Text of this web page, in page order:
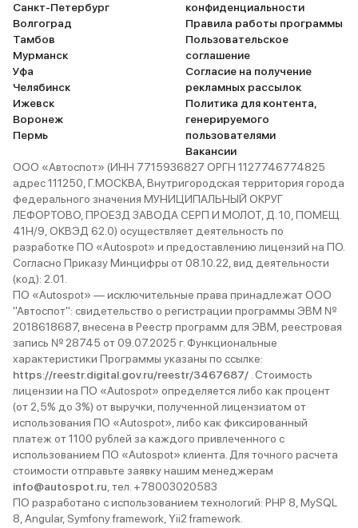
Санкт-Петербург
Волгоград
Тамбов
Мурманск
Уфа
Челябинск
Ижевск
Воронеж
Пермь
конфиденциальности
Правила работы программы
Пользовательское
соглашение
Согласие на получение
рекламных рассылок
Политика для контента,
генерируемого
пользователями
Вакансии
ООО «Автоспот» (ИНН 7715936827 ОРГН 1127746774825
адрес 111250, Г.МОСКВА, Внутригородская территория города
федерального значения МУНИЦИПАЛЬНЫЙ ОКРУГ
ЛЕФОРТОВО, ПРОЕЗД ЗАВОДА СЕРП И МОЛОТ, Д. 10, ПОМЕЩ.
41Н/9, ОКВЭД 62.0) осуществляет деятельность по
разработке ПО «Autospot» и предоставлению лицензий на ПО.
Согласно Приказу Минцифры от 08.10.22, вид деятельности
(код): 2.01.
ПО «Autospot» — исключительные права принадлежат ООО
"Автоспот": свидетельство о регистрации программы ЭВМ №
2018618687, внесена в Реестр программ для ЭВМ, реестровая
запись № 28745 от 09.07.2025 г. Функциональные
характеристики Программы указаны по ссылке:
https://reestr.digital.gov.ru/reestr/3467687/ . Стоимость
лицензии на ПО «Autospot» определяется либо как процент
(от 2,5% до 3%) от выручки, полученной лицензиатом от
использования ПО «Autospot», либо как фиксированный
платеж от 1100 рублей за каждого привлеченного с
использованием ПО «Autospot» клиента. Для точного расчета
стоимости отправьте заявку нашим менеджерам
info@autospot.ru, тел. +78003020583
ПО разработано с использованием технологий: PHP 8, MySQL
8, Angular, Symfony framework, Yii2 framework.